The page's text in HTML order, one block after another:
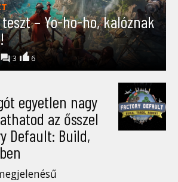
teszt – Yo-ho-ho, kalóznak
3 6
egyetlen nagy
az ősszel
Default: Build,